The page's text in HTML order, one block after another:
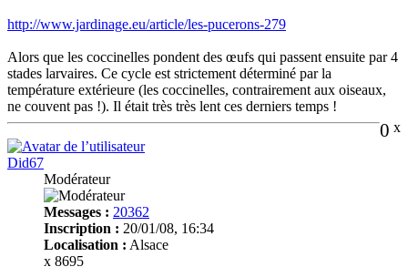
http://www.jardinage.eu/article/les-pucerons-279
Alors que les coccinelles pondent des œufs qui passent ensuite par 4
stades larvaires. Ce cycle est strictement déterminé par la
température extérieure (les coccinelles, contrairement aux oiseaux,
ne couvent pas !). Il était très très lent ces derniers temps !
0 x
Did67
Modérateur
Messages : 20362
Inscription : 20/01/08, 16:34
Localisation : Alsace
x 8695